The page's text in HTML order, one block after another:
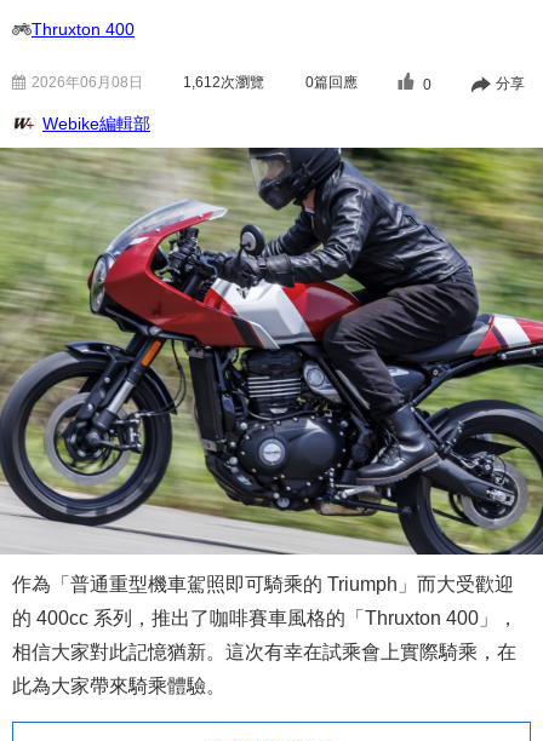
Thruxton 400
2026年06月08日 1,612次瀏覽 0篇回應 0 分享
Webike編輯部
作為「普通重型機車駕照即可騎乘的 Triumph」而大受歡迎
的 400cc 系列，推出了咖啡賽車風格的「Thruxton 400」，
相信大家對此記憶猶新。這次有幸在試乘會上實際騎乘，在
此為大家帶來騎乘體驗。